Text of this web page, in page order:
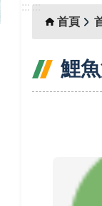
::: :::
首頁
鯉